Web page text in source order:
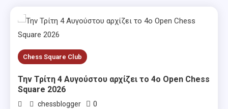
Chess Square Club
Την Τρίτη 4 Αυγούστου αρχίζει το 4ο Open Chess
Square 2026
chessblogger 0